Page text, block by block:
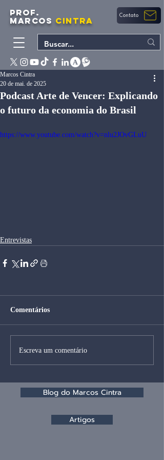
PROF.
MARCOS CINTRA Contato
Podcast Arte de Vencer: Explicando
o futuro da economia do Brasil
Marcos Cintra
20 de mai. de 2025
https://www.youtube.com/watch?v=nlu2JOvGLuU
Entrevistas
Comentários
Escreva um comentário
Blog do Marcos Cintra
Artigos